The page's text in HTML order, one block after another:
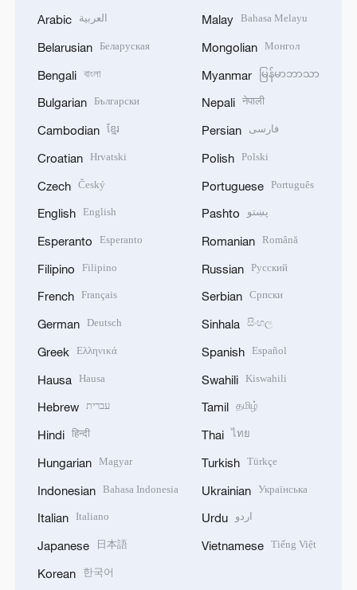
Arabic العربية
Belarusian Беларуская
Bengali বাংলা
Bulgarian Български
Cambodian ខ្មែរ
Croatian Hrvatski
Czech Český
English English
Esperanto Esperanto
Filipino Filipino
French Français
German Deutsch
Greek Ελληνικά
Hausa Hausa
Hebrew עברית
Hindi हिन्दी
Hungarian Magyar
Indonesian Bahasa Indonesia
Italian Italiano
Japanese 日本語
Korean 한국어
Malay Bahasa Melayu
Mongolian Монгол
Myanmar မြန်မာဘာသာ
Nepali नेपाली
Persian فارسی
Polish Polski
Portuguese Português
Pashto پښتو
Romanian Română
Russian Русский
Serbian Српски
Sinhala සිංහල
Spanish Español
Swahili Kiswahili
Tamil தமிழ்
Thai ไทย
Turkish Türkçe
Ukrainian Українська
Urdu اردو
Vietnamese Tiếng Việt